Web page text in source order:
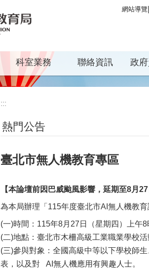
網站導覽
科室業務 聯絡資訊 政
:::
熱門公告
臺北市無人機教育專區
【本論壇前因巴威颱風影響，延期至8月
為本局辦理「115年度臺北市AI無人機教育
(一)時間：115年8月27日（星期四）上午8
(二)地點：臺北市木柵高級工業職業學校活
(三)參與對象：全國高級中等以下學校師
表，以及對 AI無人機應用有興趣人士。